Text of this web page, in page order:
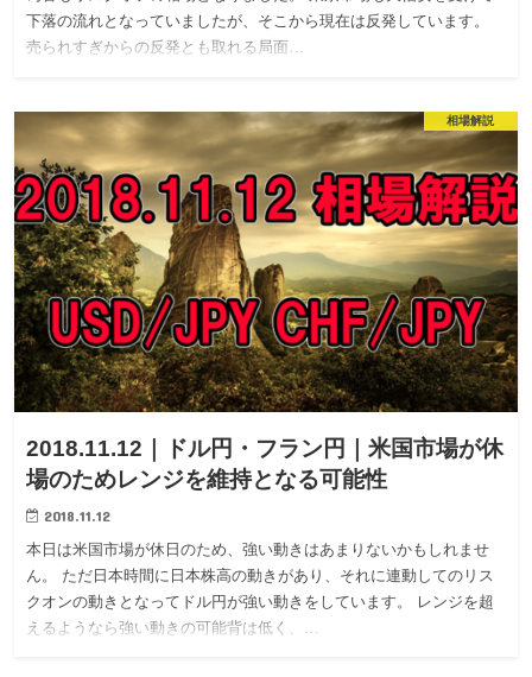
下落の流れとなっていましたが、そこから現在は反発しています。
売られすぎからの反発とも取れる局面…
相場解説
2018.11.12｜ドル円・フラン円｜米国市場が休
場のためレンジを維持となる可能性
2018.11.12
本日は米国市場が休日のため、強い動きはあまりないかもしれませ
ん。 ただ日本時間に日本株高の動きがあり、それに連動してのリス
クオンの動きとなってドル円が強い動きをしています。 レンジを超
えるようなら強い動きの可能背は低く、…